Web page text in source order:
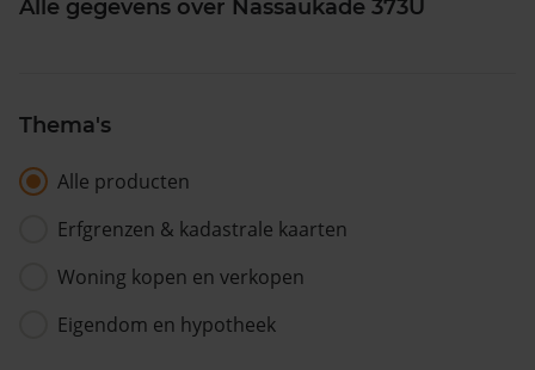
Alle gegevens over Nassaukade 373U
Thema's
Alle producten
Erfgrenzen & kadastrale kaarten
Woning kopen en verkopen
Eigendom en hypotheek